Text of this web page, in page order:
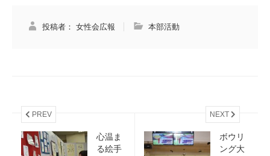
投稿者： 女性会広報 本部活動
PREV
心温ま
る絵手
NEXT
ボウリ
ング大